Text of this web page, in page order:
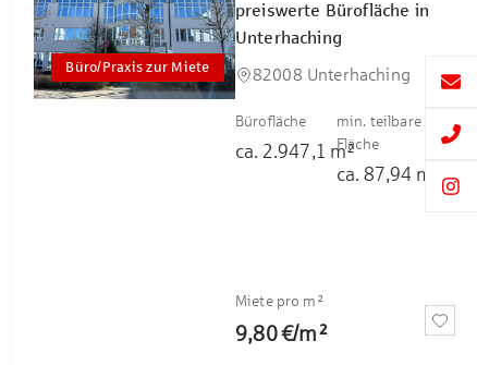
Büro/Praxis zur Miete
preiswerte Bürofläche in
Unterhaching
82008 Unterhaching
Bürofläche
ca. 2.947,1 m²
min. teilbare
Fläche
ca. 87,94 m²
Miete pro m²
9,80 €/m²